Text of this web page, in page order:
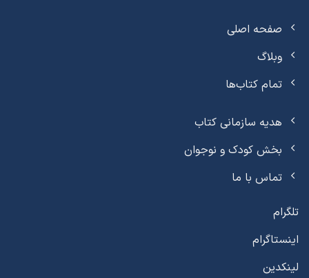
صفحه اصلی
وبلاگ
تمام کتاب‌ها
هدیه سازمانی کتاب
بخش کودک و نوجوان
تماس با ما
تلگرام
اینستاگرام
لینکدین